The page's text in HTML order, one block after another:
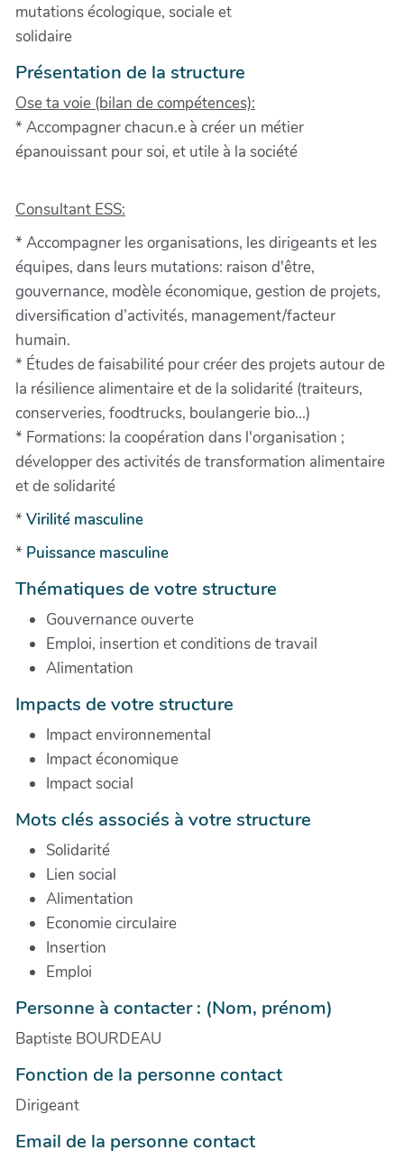
mutations écologique, sociale et
solidaire
Présentation de la structure
Ose ta voie (bilan de compétences):
* Accompagner chacun.e à créer un métier
épanouissant pour soi, et utile à la société
Consultant ESS:
* Accompagner les organisations, les dirigeants et les
équipes, dans leurs mutations: raison d'être,
gouvernance, modèle économique, gestion de projets,
diversification d’activités, management/facteur
humain.
* Études de faisabilité pour créer des projets autour de
la résilience alimentaire et de la solidarité (traiteurs,
conserveries, foodtrucks, boulangerie bio...)
* Formations: la coopération dans l'organisation ;
développer des activités de transformation alimentaire
et de solidarité
* Virilité masculine
* Puissance masculine
Thématiques de votre structure
Gouvernance ouverte
Emploi, insertion et conditions de travail
Alimentation
Impacts de votre structure
Impact environnemental
Impact économique
Impact social
Mots clés associés à votre structure
Solidarité
Lien social
Alimentation
Economie circulaire
Insertion
Emploi
Personne à contacter : (Nom, prénom)
Baptiste BOURDEAU
Fonction de la personne contact
Dirigeant
Email de la personne contact